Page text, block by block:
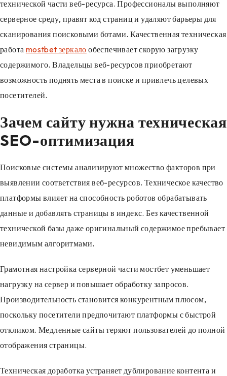
технической части веб-ресурса. Профессионалы выполняют
серверное среду, правят код страниц и удаляют барьеры для
сканирования поисковыми ботами. Качественная техническая
работа mostbet зеркало обеспечивает скорую загрузку
содержимого. Владельцы веб-ресурсов приобретают
возможность поднять места в поиске и привлечь целевых
посетителей.
Зачем сайту нужна техническая
SEO-оптимизация
Поисковые системы анализируют множество факторов при
выявлении соответствия веб-ресурсов. Техническое качество
платформы влияет на способность роботов обрабатывать
данные и добавлять страницы в индекс. Без качественной
технической базы даже оригинальный содержимое пребывает
невидимым алгоритмами.
Грамотная настройка серверной части мостбет уменьшает
нагрузку на сервер и повышает обработку запросов.
Производительность становится конкурентным плюсом,
поскольку посетители предпочитают платформы с быстрой
откликом. Медленные сайты теряют пользователей до полной
отображения страницы.
Техническая доработка устраняет дублирование контента и